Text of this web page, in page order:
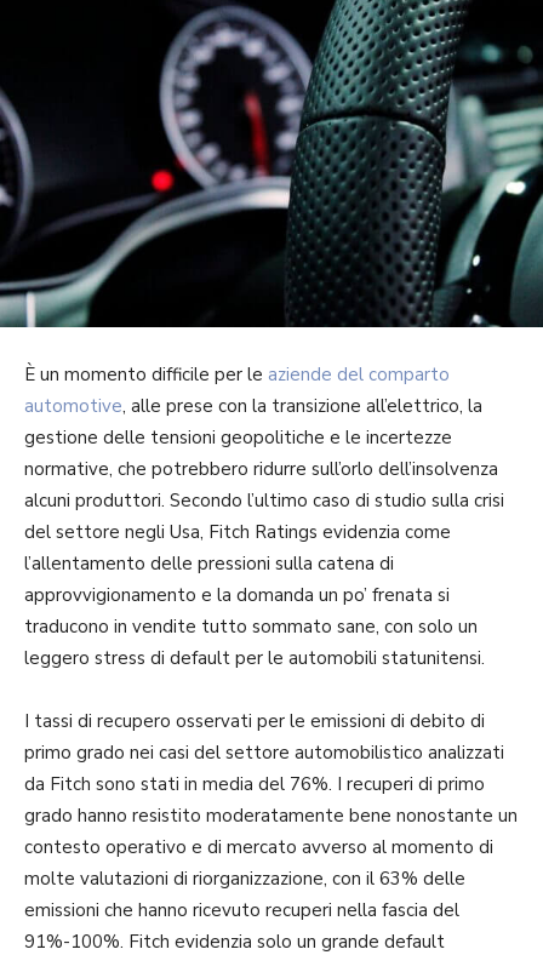
È un momento difficile per le aziende del comparto
automotive, alle prese con la transizione all’elettrico, la
gestione delle tensioni geopolitiche e le incertezze
normative, che potrebbero ridurre sull’orlo dell’insolvenza
alcuni produttori. Secondo l’ultimo caso di studio sulla crisi
del settore negli Usa, Fitch Ratings evidenzia come
l’allentamento delle pressioni sulla catena di
approvvigionamento e la domanda un po’ frenata si
traducono in vendite tutto sommato sane, con solo un
leggero stress di default per le automobili statunitensi.
I tassi di recupero osservati per le emissioni di debito di
primo grado nei casi del settore automobilistico analizzati
da Fitch sono stati in media del 76%. I recuperi di primo
grado hanno resistito moderatamente bene nonostante un
contesto operativo e di mercato avverso al momento di
molte valutazioni di riorganizzazione, con il 63% delle
emissioni che hanno ricevuto recuperi nella fascia del
91%-100%. Fitch evidenzia solo un grande default